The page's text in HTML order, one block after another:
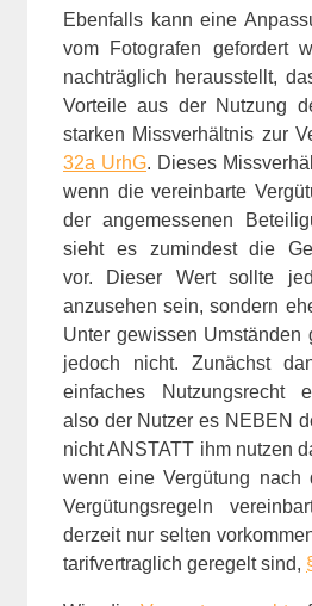
Ebenfalls kann eine
vom Fotografen gefordert
nachträglich herausstellt,
Vorteile aus der Nutzung
starken Missverhältnis zur
32a UrhG. Dieses
wenn die vereinbarte
der angemessenen
sieht es zumindest die
vor. Dieser Wert sollte
anzusehen sein, sondern
Unter gewissen Umständen
jedoch nicht. Zunächst
einfaches Nutzungsrecht
also der Nutzer es NEBEN
nicht ANSTATT ihm nutzen
wenn eine Vergütung nach
Vergütungsregeln
derzeit nur selten
tarifvertraglich geregelt sind,